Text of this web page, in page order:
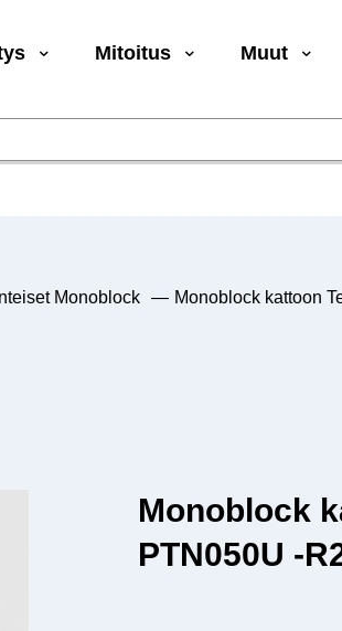
Mitoitus Muut
Monoblock — Monoblock kattoon
Monoblock
PTN050U -